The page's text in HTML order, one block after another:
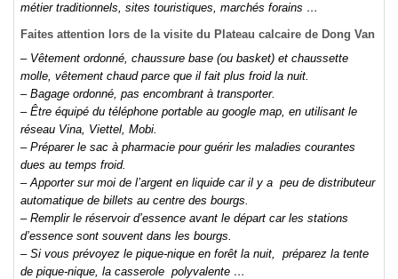
métier traditionnels, sites touristiques, marchés forains …
Faites attention lors de la visite du Plateau calcaire de Dong Van
– Vêtement ordonné, chaussure base (ou basket) et chaussette
molle, vêtement chaud parce que il fait plus froid la nuit.
– Bagage ordonné, pas encombrant à transporter.
– Être équipé du téléphone portable au google map, en utilisant le
réseau Vina, Viettel, Mobi.
– Préparer le sac à pharmacie pour guérir les maladies courantes
dues au temps froid.
– Apporter sur moi de l’argent en liquide car il y a peu de distributeur
automatique de billets au centre des bourgs.
– Remplir le réservoir d’essence avant le départ car les stations
d’essence sont souvent dans les bourgs.
– Si vous prévoyez le pique-nique en forêt la nuit, préparez la tente
de pique-nique, la casserole polyvalente …